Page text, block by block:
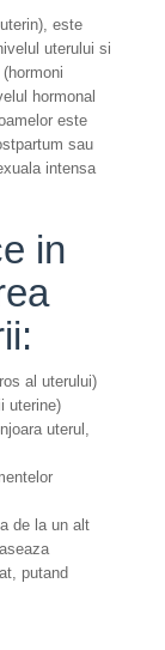
este
uterului si
hormonal
este
sau
intensa
in
al uterului)
uterine)
uterul,
de la un alt
putand